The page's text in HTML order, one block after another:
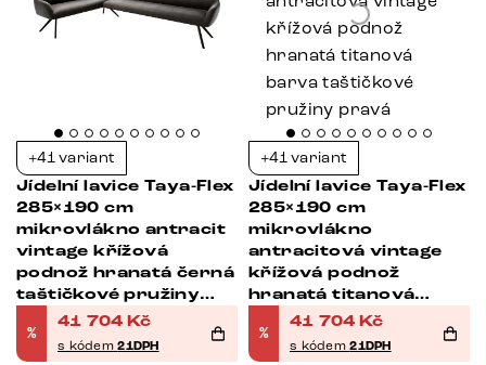
+41 variant
Jídelní lavice Taya-Flex
285×190 cm
mikrovlákno antracit
vintage křížová
podnož hranatá černá
taštičkové pružiny
pravá
%
41 704 Kč
s kódem21DPH
+41 variant
Jídelní lavice Taya-Flex
285×190 cm
mikrovlákno
antracitová vintage
křížová podnož
hranatá titanová
barva taštičkové
pružiny pravá
%
41 704 Kč
s kódem21DPH